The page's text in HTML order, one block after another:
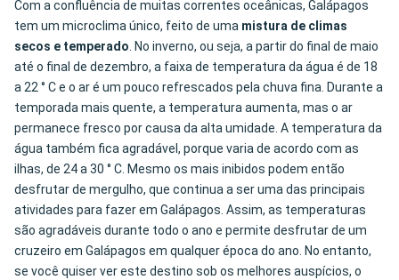
Com a confluência de muitas correntes oceânicas, Galápagos
tem um microclima único, feito de uma mistura de climas
secos e temperado. No inverno, ou seja, a partir do final de maio
até o final de dezembro, a faixa de temperatura da água é de 18
a 22 ° C e o ar é um pouco refrescados pela chuva fina. Durante a
temporada mais quente, a temperatura aumenta, mas o ar
permanece fresco por causa da alta umidade. A temperatura da
água também fica agradável, porque varia de acordo com as
ilhas, de 24 a 30 ° C. Mesmo os mais inibidos podem então
desfrutar de mergulho, que continua a ser uma das principais
atividades para fazer em Galápagos. Assim, as temperaturas
são agradáveis durante todo o ano e permite desfrutar de um
cruzeiro em Galápagos em qualquer época do ano. No entanto,
se você quiser ver este destino sob os melhores auspícios, o